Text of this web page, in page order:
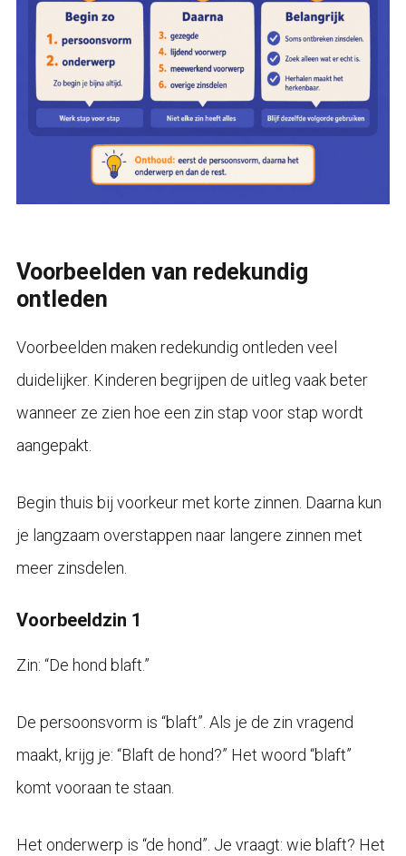
Voorbeelden van redekundig
ontleden
Voorbeelden maken redekundig ontleden veel
duidelijker. Kinderen begrijpen de uitleg vaak beter
wanneer ze zien hoe een zin stap voor stap wordt
aangepakt.
Begin thuis bij voorkeur met korte zinnen. Daarna kun
je langzaam overstappen naar langere zinnen met
meer zinsdelen.
Voorbeeldzin 1
Zin: “De hond blaft.”
De persoonsvorm is “blaft”. Als je de zin vragend
maakt, krijg je: “Blaft de hond?” Het woord “blaft”
komt vooraan te staan.
Het onderwerp is “de hond”. Je vraagt: wie blaft? Het